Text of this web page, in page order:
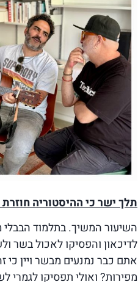
תלך ישר כי ההיסטוריה
השיעור המשיך. בתלמוד
לדיכאון והפסיקו לאכול בשר
אתם כבר נמנעים מבשר ויין
מפירות? ואולי תפסיקו